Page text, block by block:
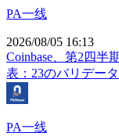
PA一线
2026/08/05 16:13
Coinbase、第2四半
表：23のバリデー
PA一线